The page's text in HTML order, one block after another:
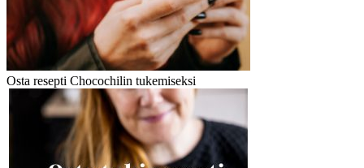
Osta resepti Chocochilin tukemiseksi